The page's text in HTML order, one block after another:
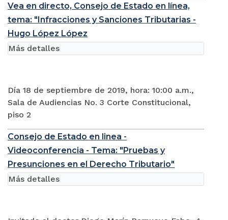
Vea en directo, Consejo de Estado en línea,
tema: "Infracciones y Sanciones Tributarias -
Hugo López López
Día 18 de septiembre de 2019, hora: 10:00 a.m.,
Sala de Audiencias No. 3 Corte Constitucional,
piso 2
Más detalles
Consejo de Estado en linea -
Videoconferencia - Tema: "Pruebas y
Presunciones en el Derecho Tributario"
Más detalles